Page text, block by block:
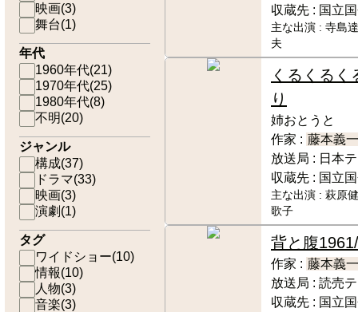
映画(3)
舞台(1)
年代
1960年代(21)
1970年代(25)
1980年代(8)
不明(20)
ジャンル
構成(37)
ドラマ(33)
映画(3)
演劇 (1)
タグ
ワイドショー(10)
情報(10)
人物(3)
音楽(3)
収蔵先 : 国立
主な出演 : 寺島
夫
くるくるく
り
姉おとうと
作家 : 藤本義一
放送局 : 日本
収蔵先 : 国立
主な出演 : 萩原
歌子
背と腹
作家 : 藤本義一
放送局 : 読売
収蔵先 : 国立